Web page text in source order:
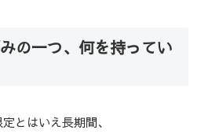
の一つ、何を持ってい
とはいえ長期間、